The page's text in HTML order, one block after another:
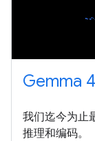
Gemma
我们迄今为止
推理和编码。